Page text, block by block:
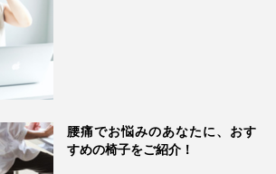
強い場合は、「
もおすすめ。「人工筋肉」と呼ばれ
ォームが、痛みを軽減します。
腰痛でお悩みのあなたに、おす
すめの椅子をご紹介！